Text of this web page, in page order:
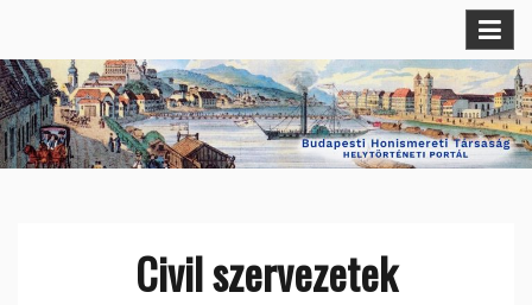
to
content
Budapesti Honismereti Társaság
Civil szervezetek